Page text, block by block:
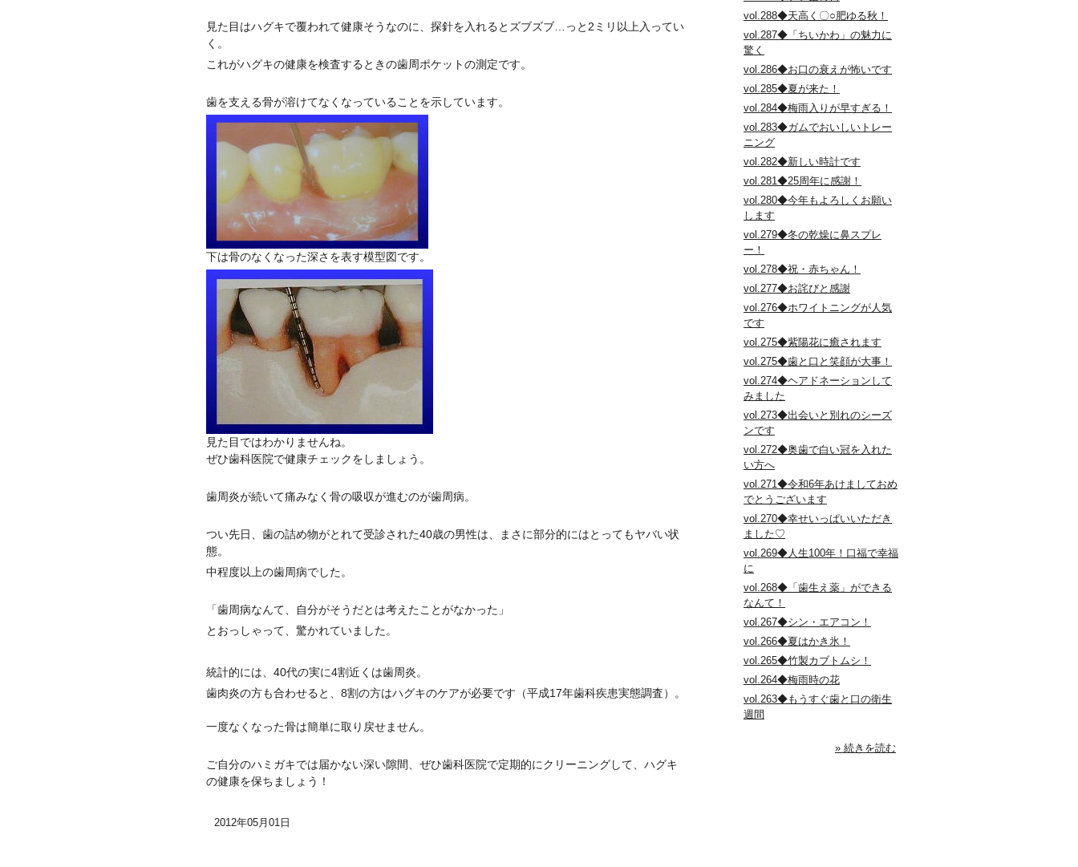
見た目はハグキで覆われて健康そうなのに、探針を入れるとズブズブ…っと2ミリ以上入ってい
く。
これがハグキの健康を検査するときの歯周ポケットの測定です。
歯を支える骨が溶けてなくなっていることを示しています。
下は骨のなくなった深さを表す模型図です。
見た目ではわかりませんね。
ぜひ歯科医院で健康チェックをしましょう。
歯周炎が続いて痛みなく骨の吸収が進むのが歯周病。
つい先日、歯の詰め物がとれて受診された40歳の男性は、まさに部分的にはとってもヤバい状
態。
中程度以上の歯周病でした。
「歯周病なんて、自分がそうだとは考えたことがなかった」
とおっしゃって、驚かれていました。
統計的には、40代の実に4割近くは歯周炎。
歯肉炎の方も合わせると、8割の方はハグキのケアが必要です（平成17年歯科疾患実態調査）。
一度なくなった骨は簡単に取り戻せません。
ご自分のハミガキでは届かない深い隙間、ぜひ歯科医院で定期的にクリーニングして、ハグキ
の健康を保ちましょう！
2012年05月01日
vol.288◆天高く〇○肥ゆる秋！
vol.287◆「ちいかわ」の魅力に
驚く
vol.286◆お口の衰えが怖いです
vol.285◆夏が来た！
vol.284◆梅雨入りが早すぎる！
vol.283◆ガムでおいしいトレー
ニング
vol.282◆新しい時計です
vol.281◆25周年に感謝！
vol.280◆今年もよろしくお願い
します
vol.279◆冬の乾燥に鼻スプレ
ー！
vol.278◆祝・赤ちゃん！
vol.277◆お詫びと感謝
vol.276◆ホワイトニングが人気
です
vol.275◆紫陽花に癒されます
vol.275◆歯と口と笑顔が大事！
vol.274◆ヘアドネーションして
みました
vol.273◆出会いと別れのシーズ
ンです
vol.272◆奥歯で白い冠を入れた
い方へ
vol.271◆令和6年あけましておめ
でとうございます
vol.270◆幸せいっぱいいただき
ました♡
vol.269◆人生100年！口福で幸福
に
vol.268◆「歯生え薬」ができる
なんて！
vol.267◆シン・エアコン！
vol.266◆夏はかき氷！
vol.265◆竹製カブトムシ！
vol.264◆梅雨時の花
vol.263◆もうすぐ歯と口の衛生
週間
» 続きを読む